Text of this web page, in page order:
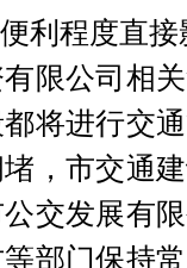
利程度直
限公司相
将进行交
，市交通
交发展有
部门保持